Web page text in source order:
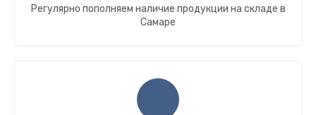
Регулярно пополняем наличие продукции на складе в
Самаре